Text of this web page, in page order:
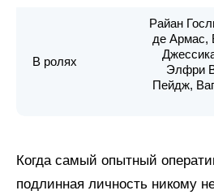
В ролях
Райан
де Армас,
Элфри
Пейдж,
Когда самый опытный
подлинная личность никому